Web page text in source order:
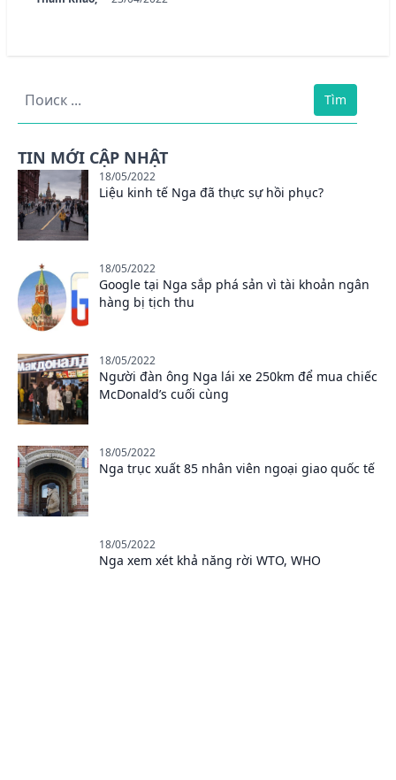
Tìm
TIN MỚI CẬP NHẬT
18/05/2022
Liệu kinh tế Nga đã thực sự hồi phục?
18/05/2022
Google tại Nga sắp phá sản vì tài khoản ngân
hàng bị tịch thu
18/05/2022
Người đàn ông Nga lái xe 250km để mua chiếc
McDonald’s cuối cùng
18/05/2022
Nga trục xuất 85 nhân viên ngoại giao quốc tế
18/05/2022
Nga xem xét khả năng rời WTO, WHO